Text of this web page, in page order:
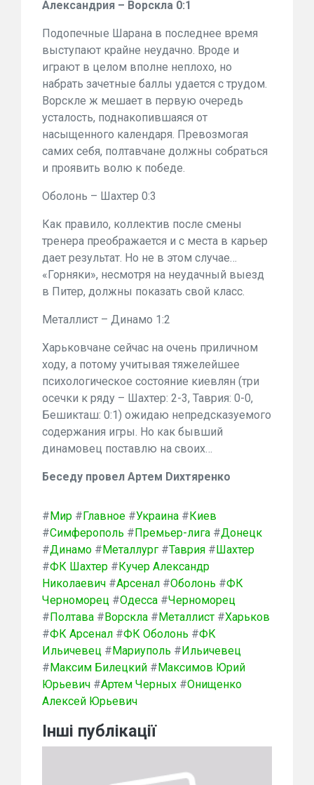
Александрия – Ворскла 0:1
Подопечные Шарана в последнее время
выступают крайне неудачно. Вроде и
играют в целом вполне неплохо, но
набрать зачетные баллы удается с трудом.
Ворскле ж мешает в первую очередь
усталость, поднакопившаяся от
насыщенного календаря. Превозмогая
самих себя, полтавчане должны собраться
и проявить волю к победе.
Оболонь – Шахтер 0:3
Как правило, коллектив после смены
тренера преображается и с места в карьер
дает результат. Но не в этом случае…
«Горняки», несмотря на неудачный выезд
в Питер, должны показать свой класс.
Металлист – Динамо 1:2
Харьковчане сейчас на очень приличном
ходу, а потому учитывая тяжелейшее
психологическое состояние киевлян (три
осечки к ряду – Шахтер: 2-3, Таврия: 0-0,
Бешикташ: 0:1) ожидаю непредсказуемого
содержания игры. Но как бывший
динамовец поставлю на своих…
Беседу провел Артем Dихтяренко
#Мир #Главное #Украина #Киев
#Симферополь #Премьер-лига #Донецк
#Динамо #Металлург #Таврия #Шахтер
#ФК Шахтер #Кучер Александр
Николаевич #Арсенал #Оболонь #ФК
Черноморец #Одесса #Черноморец
#Полтава #Ворскла #Металлист #Харьков
#ФК Арсенал #ФК Оболонь #ФК
Ильичевец #Мариуполь #Ильичевец
#Максим Билецкий #Максимов Юрий
Юрьевич #Артем Черных #Онищенко
Алексей Юрьевич
Інші публікації